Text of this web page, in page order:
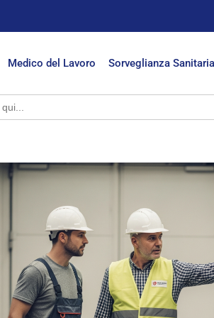
Medico del Lavoro Sorveglianza Sanitaria